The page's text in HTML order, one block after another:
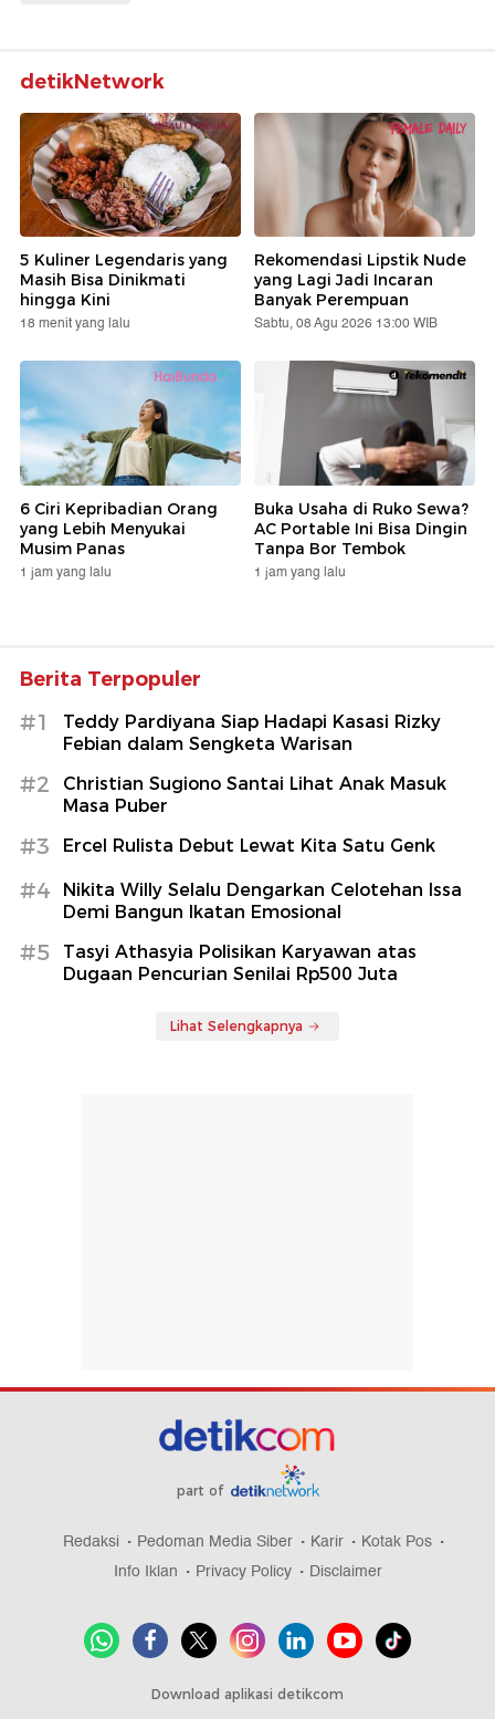
detikNetwork
5 Kuliner Legendaris yang
Masih Bisa Dinikmati
hingga Kini
18 menit yang lalu
Rekomendasi Lipstik Nude
yang Lagi Jadi Incaran
Banyak Perempuan
Sabtu, 08 Agu 2026 13:00 WIB
6 Ciri Kepribadian Orang
yang Lebih Menyukai
Musim Panas
1 jam yang lalu
Buka Usaha di Ruko Sewa?
AC Portable Ini Bisa Dingin
Tanpa Bor Tembok
1 jam yang lalu
Berita Terpopuler
#1
Teddy Pardiyana Siap Hadapi Kasasi Rizky
Febian dalam Sengketa Warisan
#2
Christian Sugiono Santai Lihat Anak Masuk
Masa Puber
#3 Ercel Rulista Debut Lewat Kita Satu Genk
#4
Nikita Willy Selalu Dengarkan Celotehan Issa
Demi Bangun Ikatan Emosional
#5
Tasyi Athasyia Polisikan Karyawan atas
Dugaan Pencurian Senilai Rp500 Juta
Lihat Selengkapnya
part of
Redaksi Pedoman Media Siber Karir
Kotak Pos
Info Iklan
Privacy Policy Disclaimer
Download aplikasi detikcom